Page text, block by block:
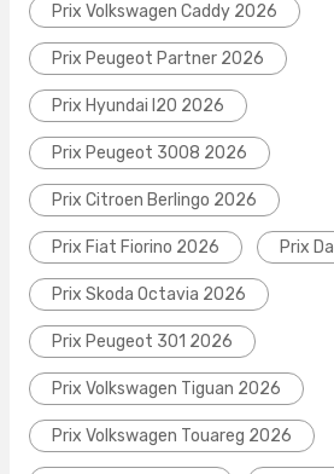
Prix Volkswagen Caddy 2026
Prix Peugeot Partner 2026
Prix Hyundai I20 2026
Prix Peugeot 3008 2026
Prix Citroen Berlingo 2026
Prix Fiat Fiorino 2026 Prix
Prix Skoda Octavia 2026
Prix Peugeot 301 2026
Prix Volkswagen Tiguan 2026
Prix Volkswagen Touareg 2026